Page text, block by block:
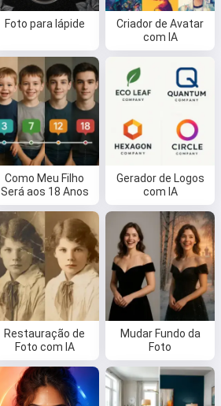
Foto para lápide
Criador de Avatar
com IA
Como Meu Filho
Será aos 18 Anos
Gerador de Logos
com IA
Restauração de
Foto com IA
Mudar Fundo da
Foto